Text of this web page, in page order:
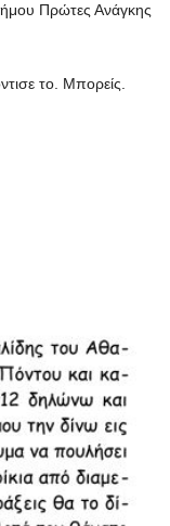
Πρώτες Ανάγκης
το. Μπορείς.